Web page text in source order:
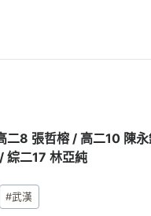
二8 張哲榕 / 高二10 陳
綜二17 林亞純
#武漢